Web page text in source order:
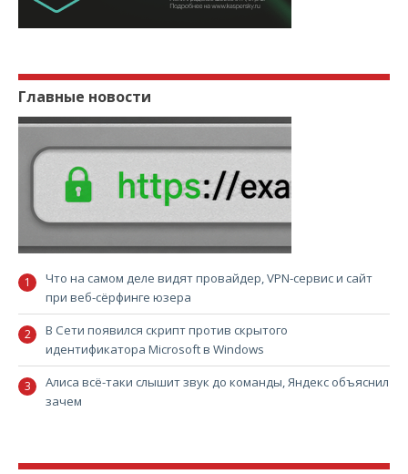
Главные новости
Что на самом деле видят провайдер, VPN-сервис и сайт
при веб-сёрфинге юзера
В Сети появился скрипт против скрытого
идентификатора Microsoft в Windows
Алиса всё-таки слышит звук до команды, Яндекс объяснил
зачем